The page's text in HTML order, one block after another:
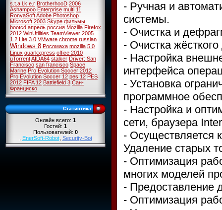
s.t.a.l.k.e.r BrotherhooD 2006
Ashampoo Enterprise multi 11
RonyaSoftAdobe Photoshop
Microsoft 2003 Skype фильмы
bootcd апрель россия Mozilla Firefox
2012 WinUtilities TeamViewer 2005
1.2 Lite 3.0 VMware chrome russian
Windows 8 Росомаха mozilla 5.0
Linux quarkxpress office 2010
uTorrentAIDA64 stalker Driver: San
Francisco san francisco Space
Marine Pro Evolution Soccer 2012
Pro Evolution Soccer 12 pes 12 PES
2012 FIFA 12 Battlefield 3 Сан-
Франциско
Статистика
Онлайн всего:1
Гостей:1
Пользователей:0
,EnerSoft-Robot,Security-Bot
- Ручная и
системы.
- Очистка и
- Очистка жёсткого
- Настройка
интерфейса
- Установка
программное
- Настройка и
сети, браузера
- Осуществляется
Удаление старых
- Оптимизация
многих моделей
- Предоставление
- Оптимизация